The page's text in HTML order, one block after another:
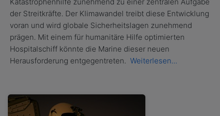
Katastrophenhilfe zunehmend zu einer zentralen Aufgabe
der Streitkräfte. Der Klimawandel treibt diese Entwicklung
voran und wird globale Sicherheitslagen zunehmend
prägen. Mit einem für humanitäre Hilfe optimierten
Hospitalschiff könnte die Marine dieser neuen
Herausforderung entgegentreten. Weiterlesen...